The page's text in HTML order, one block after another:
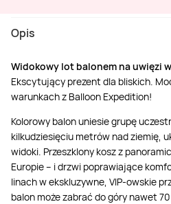
Opis
Widokowy lot balonem na uwięzi
Ekscytujący prezent dla bliskich.
warunkach z Balloon Expedition!
Kolorowy balon uniesie grupę
kilkudziesięciu metrów nad ziemię,
widoki. Przeszklony kosz z
Europie – i drzwi poprawiające
linach w ekskluzywne, VIP-owskie
balon może zabrać do góry nawet